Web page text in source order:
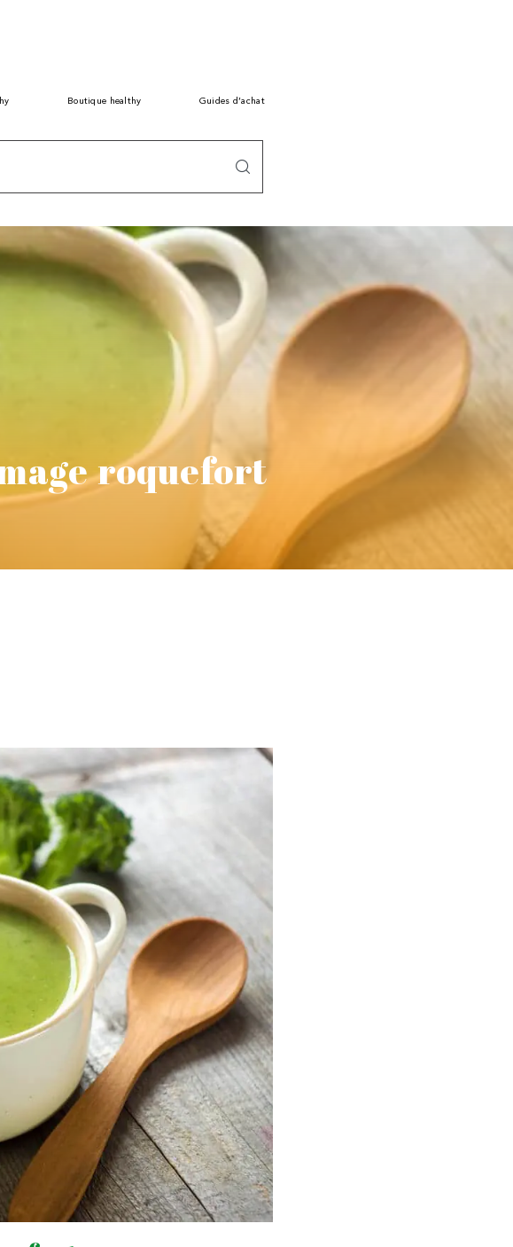
Boutique healthy Guides d’achat
roquefort